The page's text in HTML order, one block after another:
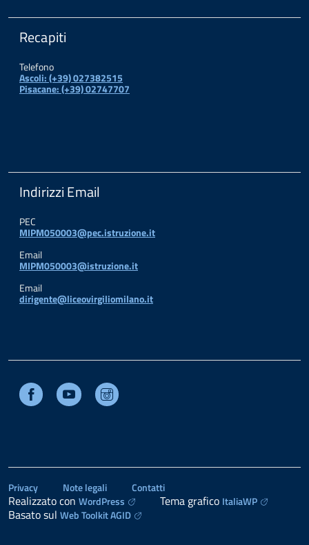
Recapiti
Telefono
Ascoli: (+39) 027382515
Pisacane: (+39) 02747707
Indirizzi Email
PEC
MIPM050003@pec.istruzione.it
Email
MIPM050003@istruzione.it
Email
dirigente@liceovirgiliomilano.it
Facebook Youtube
Privacy Note legali Contatti
Realizzato con WordPress Tema grafico ItaliaWP
Basato sul Web Toolkit AGID